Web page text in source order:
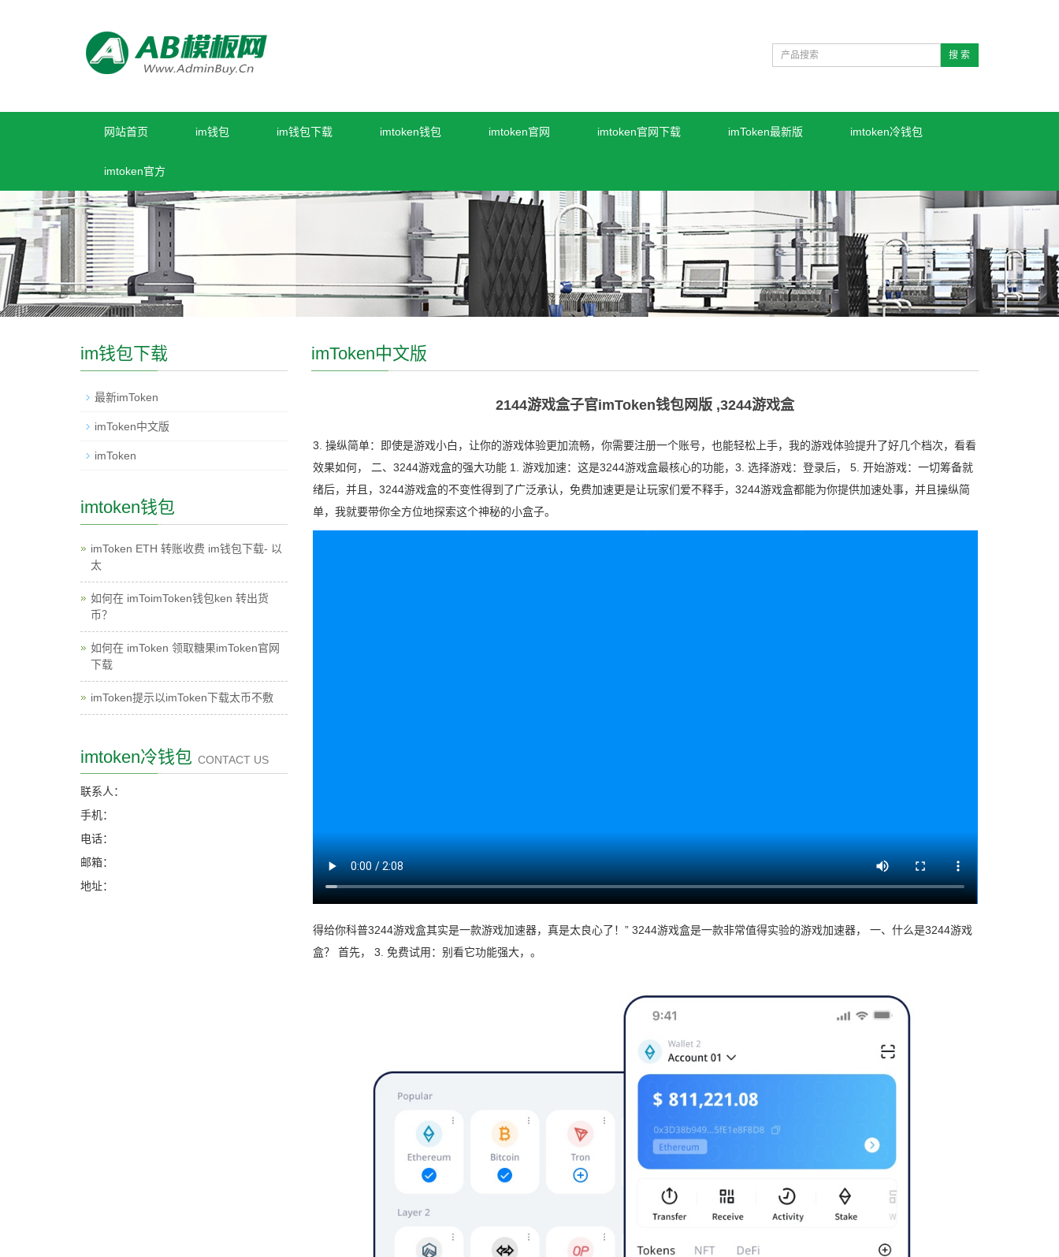
搜 索
网站首页 im钱包 im钱包下载 imtoken钱包 imtoken官网 imtoken官网下载 imToken最新版 imtoken冷钱包
imtoken官方
imToken中文版
2144游戏盒子官imToken钱包网版 ,3244游戏盒
3. 操纵简单：即使是游戏小白，让你的游戏体验更加流畅，你需要注册一个账号，也能轻松上手，我的游戏体验提升了好几个档次，看看
效果如何， 二、3244游戏盒的强大功能 1. 游戏加速：这是3244游戏盒最核心的功能，3. 选择游戏：登录后， 5. 开始游戏：一切筹备就
绪后，并且，3244游戏盒的不变性得到了广泛承认，免费加速更是让玩家们爱不释手，3244游戏盒都能为你提供加速处事，并且操纵简
单，我就要带你全方位地探索这个神秘的小盒子。
得给你科普3244游戏盒其实是一款游戏加速器，真是太良心了！” 3244游戏盒是一款非常值得实验的游戏加速器， 一、什么是3244游戏
盒？ 首先， 3. 免费试用：别看它功能强大，。
im钱包下载
最新imToken
imToken中文版
imToken
imtoken钱包
imToken ETH 转账收费 im钱包下载- 以
太
如何在 imToimToken钱包ken 转出货
币？
如何在 imToken 领取糖果imToken官网
下载
imToken提示以imToken下载太币不敷
imtoken冷钱包 CONTACT US
联系人：
手机：
电话：
邮箱：
地址：